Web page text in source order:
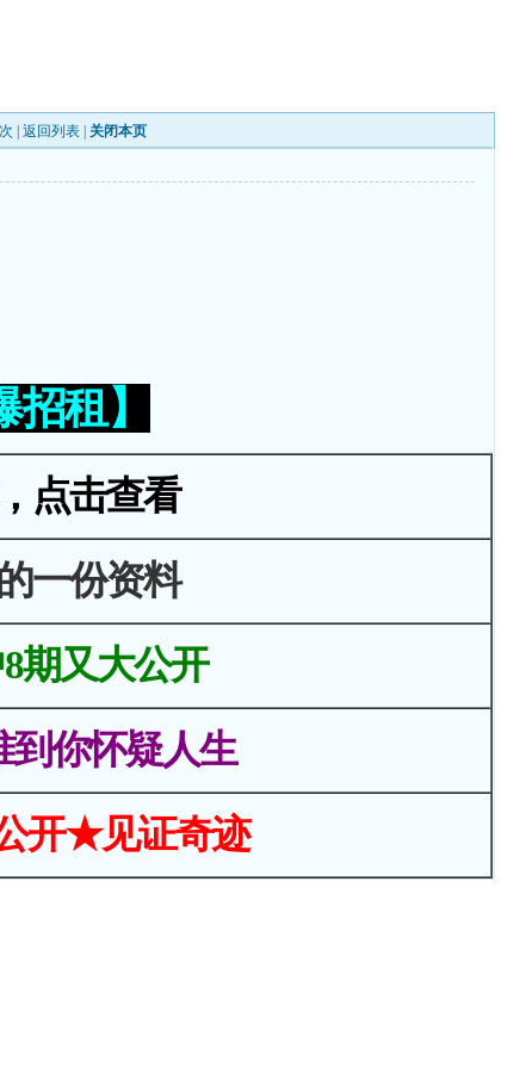
次 |返回列表 关闭本页
租】
点击查看
一份资料
期又大公开
你怀疑人生
开★见证奇迹